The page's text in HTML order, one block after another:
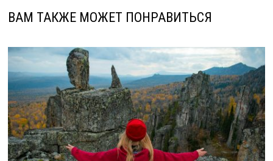
ВАМ ТАКЖЕ МОЖЕТ ПОНРАВИТЬСЯ